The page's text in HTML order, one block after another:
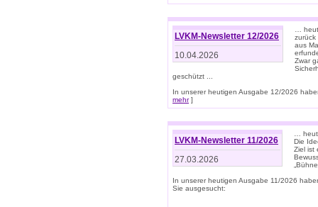
LVKM-Newsletter 12/2026
10.04.2026
…
zurück
aus
Zwar
geschützt ...
In unserer heutigen Ausgabe 12/2026
mehr]
LVKM-Newsletter 11/2026
27.03.2026
…
Die
Ziel ist
In unserer heutigen Ausgabe 11/2026
Sie ausgesucht: